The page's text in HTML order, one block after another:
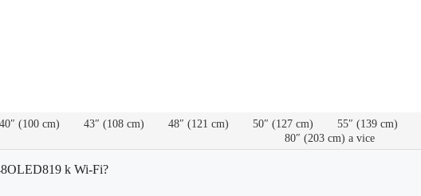
40″ (100 cm) 43″ (108 cm) 48″ (121 cm) 50″ (127 cm) 55″ (139 cm)
80″ (203 cm) a vice
k Wi-Fi?